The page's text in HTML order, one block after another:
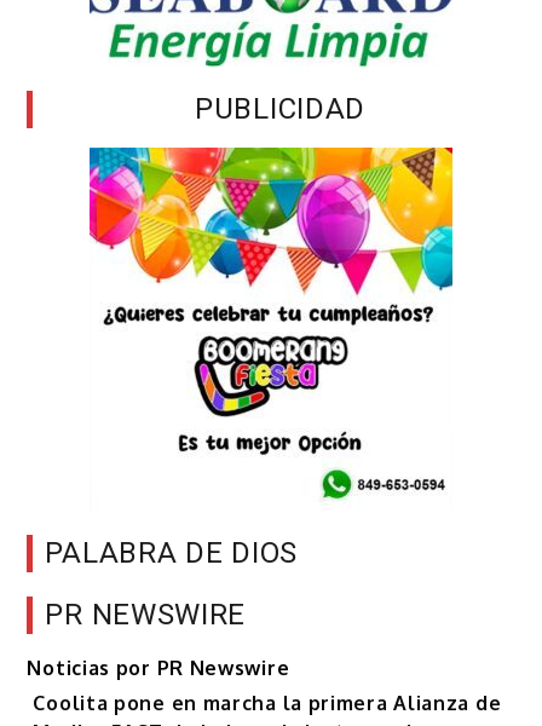
PUBLICIDAD
PALABRA DE DIOS
PR NEWSWIRE
Noticias por PR Newswire
Coolita pone en marcha la primera Alianza de